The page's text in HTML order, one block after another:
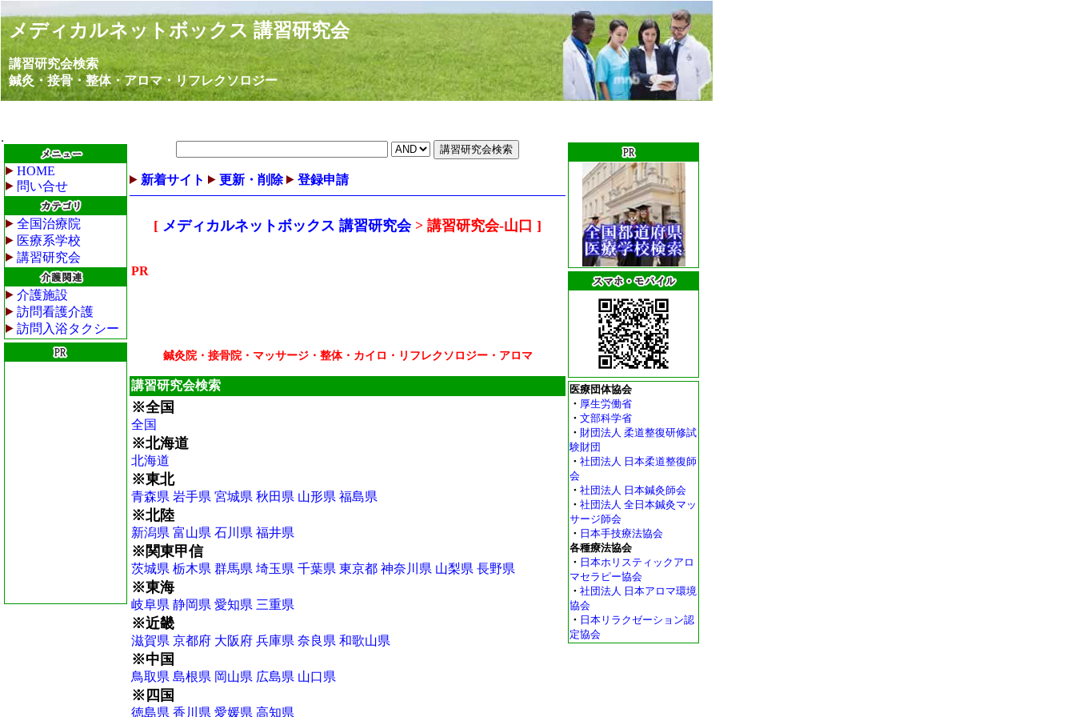
メディカルネットボックス 講習研究会
講習研究会検索
鍼灸・接骨・整体・アロマ・リフレクソロジー
HOME
問い合せ
全国治療院
医療系学校
講習研究会
介護施設
訪問看護介護
訪問入浴タクシー
新着サイト 更新・削除 登録申請
[ メディカルネットボックス 講習研究会> 講習研究会-山口 ]
PR
鍼灸院・接骨院・マッサージ・整体・カイロ・リフレクソロジー・アロマ
講習研究会検索
※全国
全国
※北海道
北海道
※東北
青森県 岩手県 宮城県 秋田県 山形県 福島県
※北陸
新潟県 富山県 石川県 福井県
※関東甲信
茨城県 栃木県 群馬県 埼玉県 千葉県 東京都 神奈川県 山梨県 長野県
※東海
岐阜県 静岡県 愛知県 三重県
※近畿
滋賀県 京都府 大阪府 兵庫県 奈良県 和歌山県
※中国
鳥取県 島根県 岡山県 広島県 山口県
※四国
徳島県 香川県 愛媛県 高知県
医療団体協会
・ 厚生労働省
・ 文部科学省
・ 財団法人 柔道整復研修試
験財団
・ 社団法人 日本柔道整復師
会
・ 社団法人 日本鍼灸師会
・ 社団法人 全日本鍼灸マッ
サージ師会
・ 日本手技療法協会
各種療法協会
・ 日本ホリスティックアロ
マセラピー協会
・ 社団法人 日本アロマ環境
協会
・ 日本リラクゼーション認
定協会